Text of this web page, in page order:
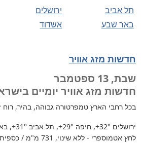
ירושלים תל אביב
אשדוד באר שבע
חדשות מזג אוויר
שבת, 13 ספטמבר
חדשות מזג אוויר יומיים
בכל רחבי הארץ טמפרטורה גבוהה, בהיר, רוח זעיר -
ירושלים +32°, חיפה +29°, תל אביב +31°
,
לחץ אטמוספרי - ללא שינוי, 731 מ"מ / כספית עמ '